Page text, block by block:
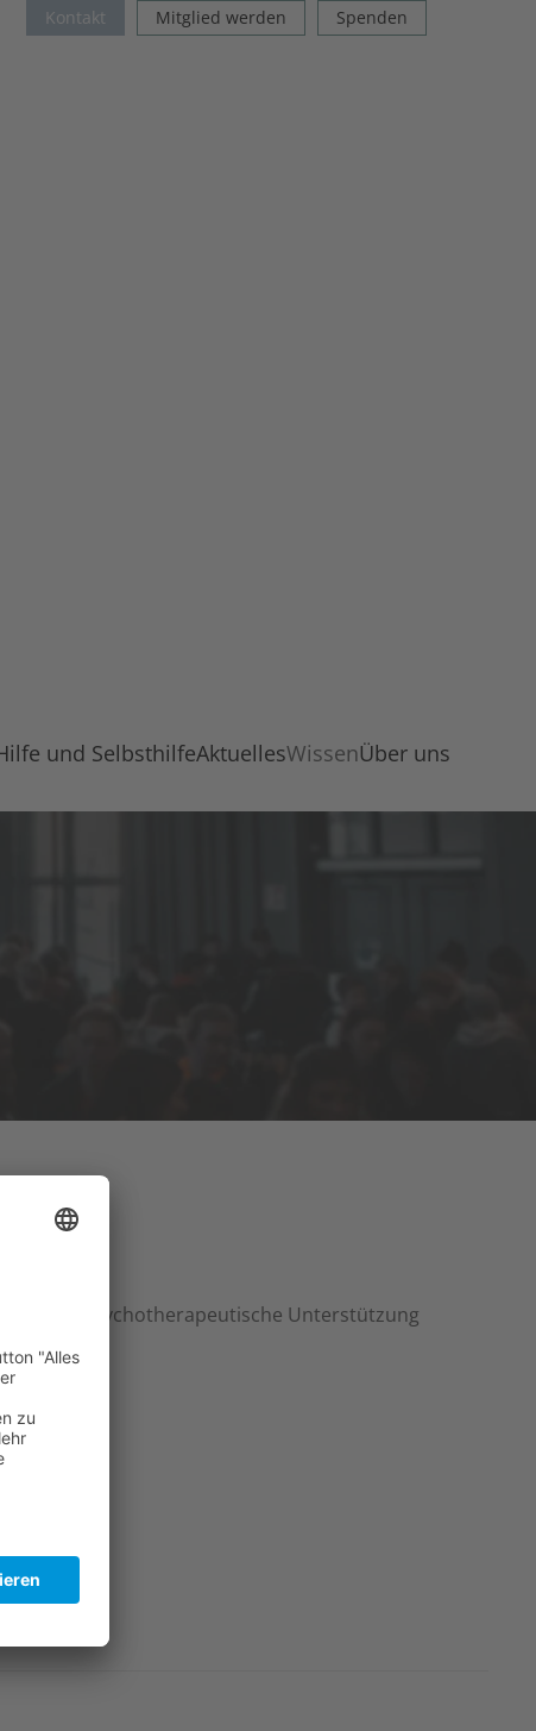
Kontakt Mitglied werden Spenden
und SelbsthilfeAktuellesWissenÜber uns
sein. Psychotherapeutische Unterstützung